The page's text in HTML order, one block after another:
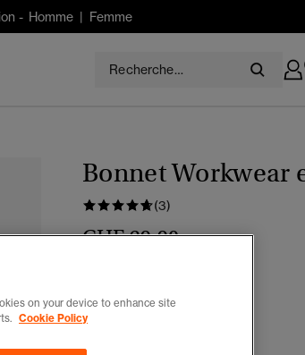
- Homme| Femme
Bonnet Workwear
(3)
CHF 29,90
sélectionné
on your device to enhance site
Cookie Policy